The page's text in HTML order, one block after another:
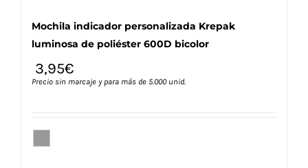
Mochila indicador personalizada Krepak
luminosa de poliéster 600D bicolor
3,95€
Precio sin marcaje y para más de 5.000 unid.